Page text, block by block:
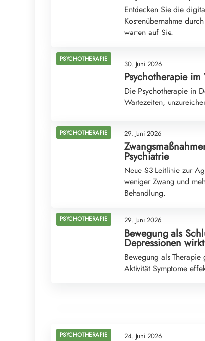
Entdecken Sie die
Kostenübernahme
warten auf Sie.
PSYCHOTHERAPIE
30. Juni 2026
Psychotherapie
Die Psychotherapie in
Wartezeiten,
PSYCHOTHERAPIE 29. Juni 2026
Psychiatrie
Neue S3-Leitlinie zur
weniger Zwang und
Behandlung.
PSYCHOTHERAPIE 29. Juni 2026
Bewegung als
Depressionen wirkt
Bewegung als
Aktivität Symptome
Vom Dorf zur Bühne: Klara Langes Weg zur
PSYCHOTHERAPIE 24. Juni 2026